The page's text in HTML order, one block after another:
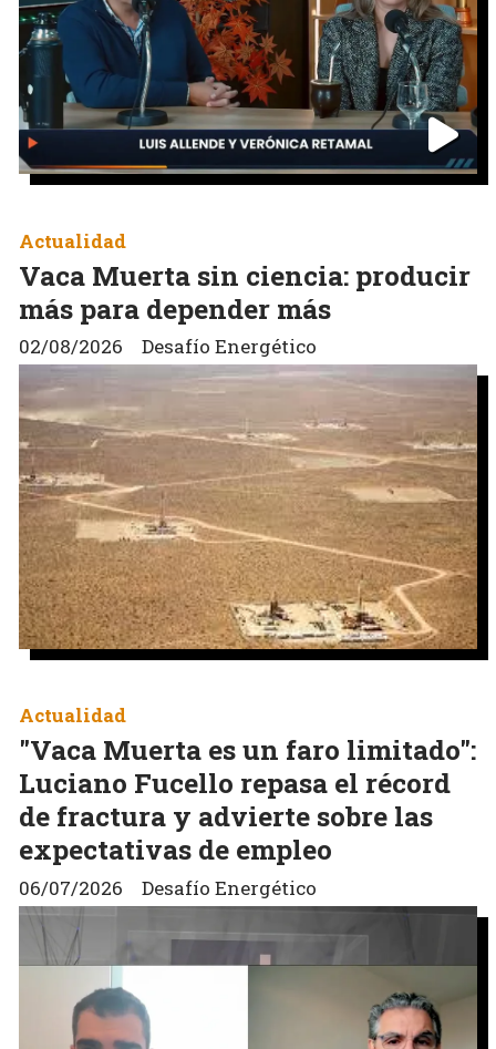
Vaca Muerta sin ciencia: producir
más para depender más
Desafío Energético
Actualidad
02/08/2026
"Vaca Muerta es un faro limitado":
Luciano Fucello repasa el récord
de fractura y advierte sobre las
expectativas de empleo
Desafío Energético
Actualidad
06/07/2026